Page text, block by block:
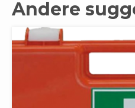
Andere